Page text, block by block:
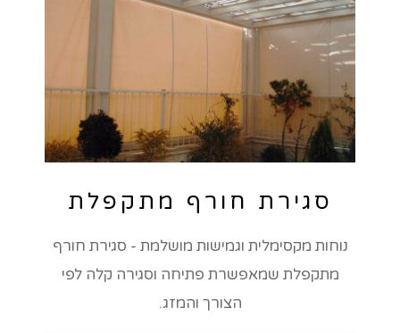
סגירת חורף מתקפלת
נוחות מקסימלית וגמישות מושלמת - סגירת חורף
מתקפלת שמאפשרת פתיחה וסגירה קלה לפי
הצורך והמזג.